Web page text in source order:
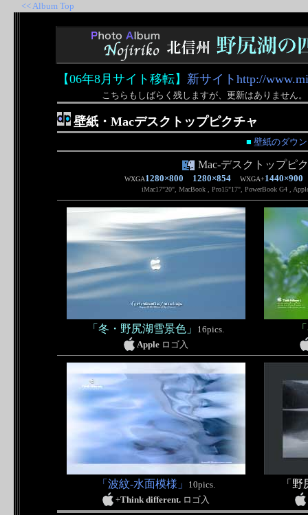
<< Album Top
【06年8月サイト移転】 新サイトhttp://
こちらもしばらく残しますが、更新はありません。
壁紙・Macデスクトップピクチャ
■ 壁紙のダウ
Mac-デスクトップピ
WXGA1280×800 1280×854 WXGA+
iMac17"20", MacBook , Pro15"17", PowerBook G4 ,
「冬・野尻湖雪景色」
16pics.
Apple ロゴ入
「波紋-水面模様」
10pics.
+Think different.ロゴ入
「